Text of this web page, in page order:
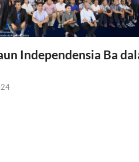
Independensia Ba